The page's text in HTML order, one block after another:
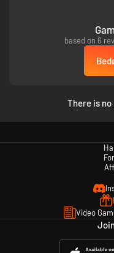
based on 6
There is
Video